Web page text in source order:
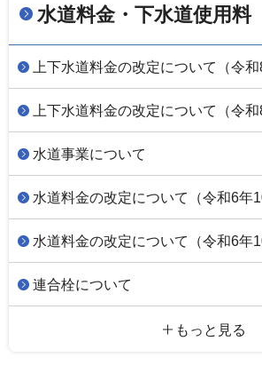
水道料金・下水道使用料
上下水道料金の改定について（令
上下水道料金の改定について（令和
水道事業について
水道料金の改定について（令和6年
水道料金の改定について（令和6年
連合栓について
もっと見る